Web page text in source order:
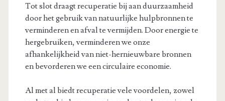
Tot slot draagt recuperatie bij aan duurzaamheid
door het gebruik van natuurlijke hulpbronnen te
verminderen en afval te vermijden. Door energie te
hergebruiken, verminderen we onze
afhankelijkheid van niet-hernieuwbare bronnen
en bevorderen we een circulaire economie.
Al met al biedt recuperatie vele voordelen, zowel